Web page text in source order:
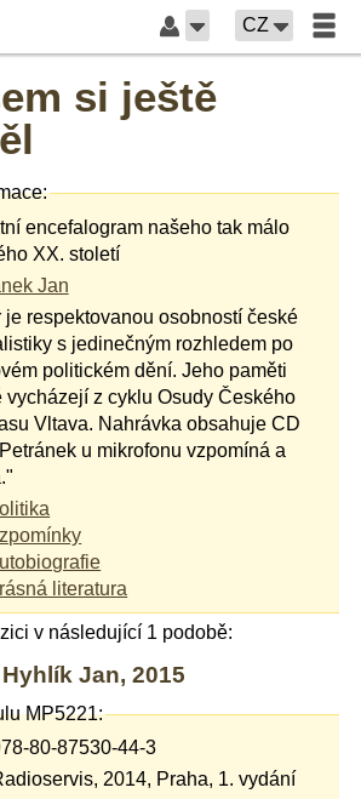
CZ
si ještě
encefalogram našeho tak málo
XX. století
Jan
je respektovanou osobností české
s jedinečným rozhledem po
politickém dění. Jeho paměti
vycházejí z cyklu Osudy Českého
Vltava. Nahrávka obsahuje CD
u mikrofonu vzpomíná a
literatura
v následující 1 podobě:
Jan, 2015
MP5221:
80-87530-44-3
2014, Praha, 1. vydání